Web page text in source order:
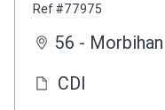
Ref #77975
56 - Morbihan
CDI